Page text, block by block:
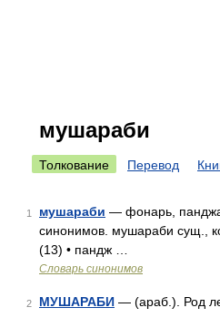
мушараби
Толкование Перевод
1 мушараби — фонарь,
синонимов. мушараби сущ.,
(13) • пандж …
Словарь синонимов
2 МУШАРАБИ — (араб.). Род